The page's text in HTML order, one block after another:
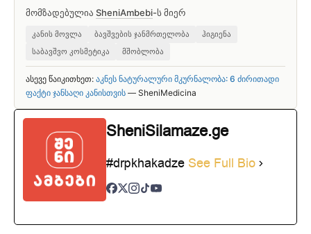
მომზადებულია SheniAmbebi-ს მიერ
კანის მოვლა ბავშვების ჯანმრთელობა
ჰიგიენა
საბავშვო კოსმეტიკა
მშობლობა
ასევე წაიკითხეთ: აკნეს ნატურალური მკურნალობა: 6 ძირითადი
ფაქტი ჯანსაღი კანისთვის — SheniMedicina
SheniSilamaze.ge
#drpkhakadze See Full Bio